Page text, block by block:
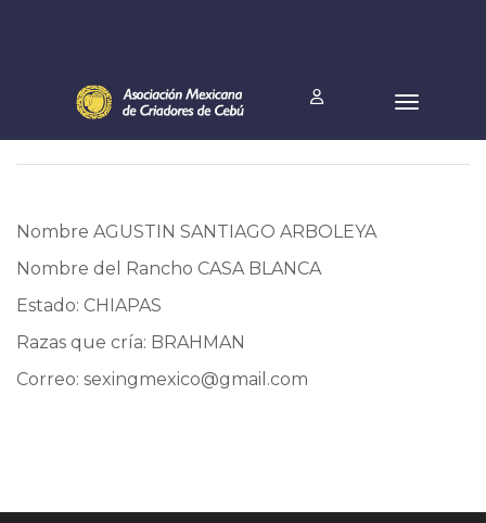
Nombre AGUSTIN SANTIAGO ARBOLEYA
Nombre del Rancho CASA BLANCA
Estado: CHIAPAS
Razas que cría: BRAHMAN
Correo: sexingmexico@gmail.com